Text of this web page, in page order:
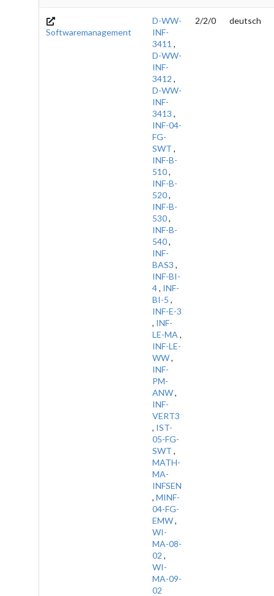
Softwaremanagement
D-WW-
INF-
3411 ,
D-WW-
INF-
3412 ,
D-WW-
INF-
3413 ,
INF-04-
FG-
SWT ,
INF-B-
510,
INF-B-
520,
INF-B-
530,
INF-B-
540,
INF-
BAS3 ,
INF-BI-
4, INF-
BI-5 ,
INF-E-3
, INF-
LE-MA ,
INF-LE-
WW,
INF-
PM-
ANW,
INF-
VERT3
, IST-
05-FG-
SWT ,
MATH-
MA-
INFSEN
, MINF-
04-FG-
EMW,
WI-
MA-08-
02 ,
WI-
MA-09-
02
2/2/0 deutsch